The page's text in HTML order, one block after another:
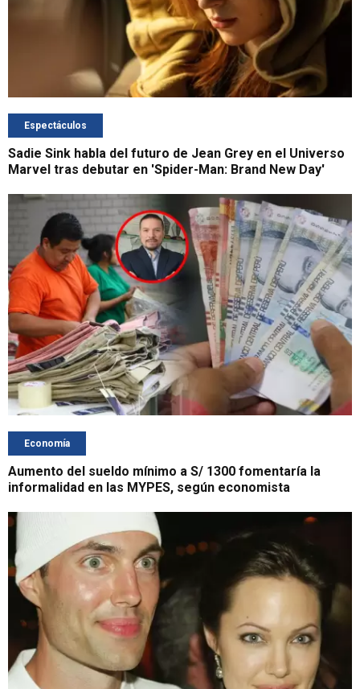
Espectáculos
Sadie Sink habla del futuro de Jean Grey en el Universo
Marvel tras debutar en 'Spider-Man: Brand New Day'
Economía
Aumento del sueldo mínimo a S/ 1300 fomentaría la
informalidad en las MYPES, según economista